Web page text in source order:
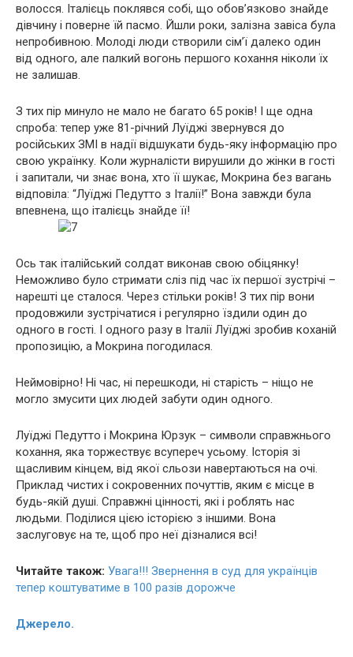
волосся. Італієць поклявся собі, що обов’язково знайде
дівчину і поверне їй пасмо. Йшли роки, залізна завіса була
непробивною. Молоді люди створили сім’ї далеко один
від одного, але палкий вогонь першого кохання ніколи їх
не залишав.
З тих пір минуло не мало не багато 65 років! І ще одна
спроба: тепер уже 81-річний Луїджі звернувся до
російських ЗМІ в надії відшукати будь-яку інформацію про
свою українку. Коли журналісти вирушили до жінки в гості
і запитали, чи знає вона, хто її шукає, Мокрина без вагань
відповіла: “Луїджі Педутто з Італії!” Вона завжди була
впевнена, що італієць знайде її!
Ось так італійський солдат виконав свою обіцянку!
Неможливо було стримати сліз під час їх першої зустрічі –
нарешті це сталося. Через стільки років! З тих пір вони
продовжили зустрічатися і регулярно їздили один до
одного в гості. І одного разу в Італії Луїджі зробив коханій
пропозицію, а Мокрина погодилася.
Неймовірно! Ні час, ні перешкоди, ні старість – ніщо не
могло змусити цих людей забути один одного.
Луїджі Педутто і Мокрина Юрзук – символи справжнього
кохання, яка торжествує всупереч усьому. Історія зі
щасливим кінцем, від якої сльози навертаються на очі.
Приклад чистих і сокровенних почуттів, яким є місце в
будь-якій душі. Справжні цінності, які і роблять нас
людьми. Поділися цією історією з іншими. Вона
заслуговує на те, щоб про неї дізналися всі!
Читайте також: Увага!!! Звернення в суд для українців
тепер коштуватиме в 100 разів дорожче
Джерело.